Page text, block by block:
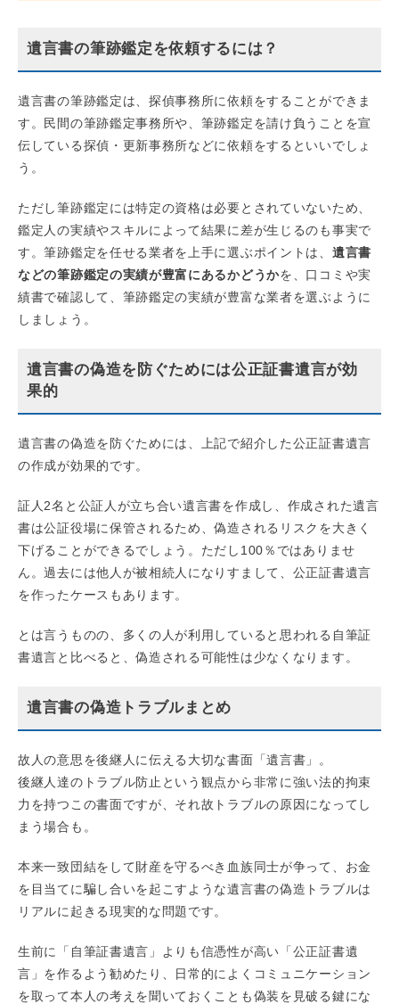
遺言書の筆跡鑑定を依頼するには？
遺言書の筆跡鑑定は、探偵事務所に依頼をすることができま
す。民間の筆跡鑑定事務所や、筆跡鑑定を請け負うことを宣
伝している探偵・更新事務所などに依頼をするといいでしょ
う。
ただし筆跡鑑定には特定の資格は必要とされていないため、
鑑定人の実績やスキルによって結果に差が生じるのも事実で
す。筆跡鑑定を任せる業者を上手に選ぶポイントは、 遺言書
などの筆跡鑑定の実績が豊富にあるかどうかを、口コミや実
績書で確認して、筆跡鑑定の実績が豊富な業者を選ぶように
しましょう。
遺言書の偽造を防ぐためには公正証書遺言が効
果的
遺言書の偽造を防ぐためには、上記で紹介した公正証書遺言
の作成が効果的です。
証人2名と公証人が立ち合い遺言書を作成し、作成された遺言
書は公証役場に保管されるため、偽造されるリスクを大きく
下げることができるでしょう。ただし100％ではありませ
ん。過去には他人が被相続人になりすまして、公正証書遺言
を作ったケースもあります。
とは言うものの、多くの人が利用していると思われる自筆証
書遺言と比べると、偽造される可能性は少なくなります。
遺言書の偽造トラブルまとめ
故人の意思を後継人に伝える大切な書面「遺言書」。
後継人達のトラブル防止という観点から非常に強い法的拘束
力を持つこの書面ですが、それ故トラブルの原因になってし
まう場合も。
本来一致団結をして財産を守るべき血族同士が争って、お金
を目当てに騙し合いを起こすような遺言書の偽造トラブルは
リアルに起きる現実的な問題です。
生前に「自筆証書遺言」よりも信憑性が高い「公正証書遺
言」を作るよう勧めたり、日常的によくコミュニケーション
を取って本人の考えを聞いておくことも偽装を見破る鍵にな